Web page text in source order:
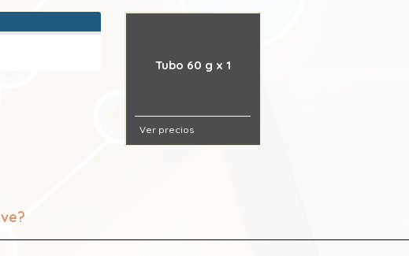
Tubo 60 g x 1
Ver precios